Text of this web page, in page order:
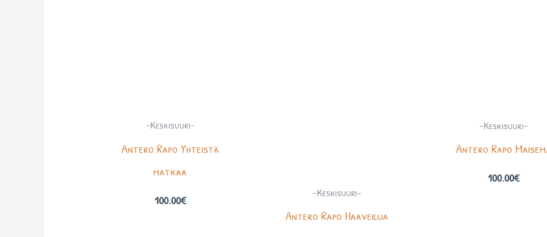
-Keskisuuri-
Antero Rapo Yhteistä
matkaa
100.00€
-Keskisuuri-
Antero Rapo Haaveilija
-Keskisuuri-
Antero Rapo
100.00€